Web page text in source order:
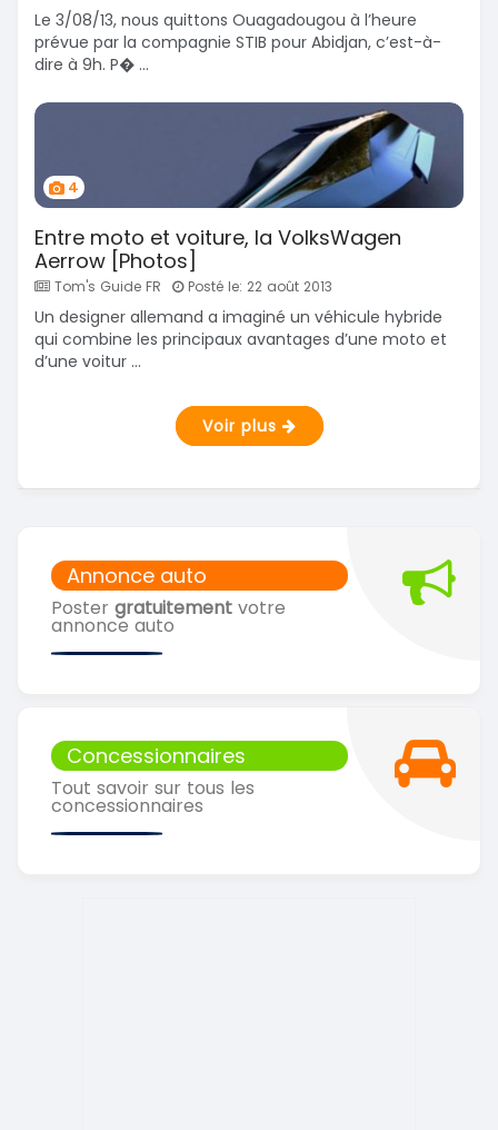
Annonce auto
Poster gratuitement votre
annonce auto
Concessionnaires
Tout savoir sur tous les
concessionnaires
Le 3/08/13, nous quittons Ouagadougou à l’heure
prévue par la compagnie STIB pour Abidjan, c’est-à-
dire à 9h. P� ...
4
Entre moto et voiture, la VolksWagen
Aerrow [Photos]
Tom's Guide FR Posté le: 22 août 2013
Un designer allemand a imaginé un véhicule hybride
qui combine les principaux avantages d’une moto et
d’une voitur ...
Voir plus